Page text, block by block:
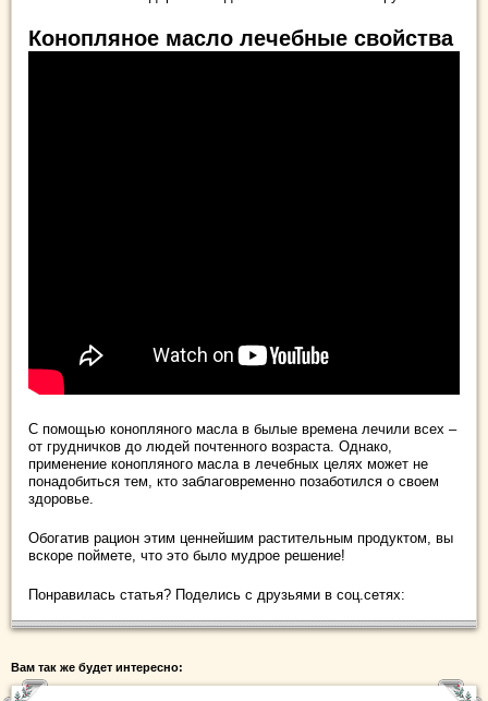
Конопляное масло лечебные свойства
С помощью конопляного масла в былые времена лечили всех –
от грудничков до людей почтенного возраста. Однако,
применение конопляного масла в лечебных целях может не
понадобиться тем, кто заблаговременно позаботился о своем
здоровье.
Обогатив рацион этим ценнейшим растительным продуктом, вы
вскоре поймете, что это было мудрое решение!
Понравилась статья? Поделись с друзьями в соц.сетях:
Вам так же будет интересно: